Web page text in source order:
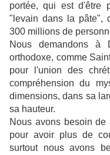
portée, qui est d'être
"levain dans la pâte",
300 millions de
Nous demandons
orthodoxe, comme
pour l'union des
compréhension du
dimensions, dans sa
sa hauteur.
Nous avons besoin
pour avoir plus de
surtout nous avons